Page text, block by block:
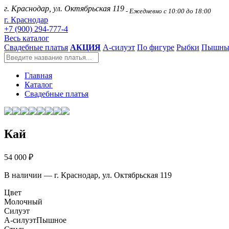
г. Краснодар, ул. Октябрьская 119 - Ежедневно с 10:00 до 18:00
г. Краснодар
+7 (900) 294-777-4
Весь каталог
Свадебные платья АКЦИЯ А-силуэт По фигуре Рыбки
Главная
Каталог
Свадебные платья
Кай
54 000 ₽
В наличии — г. Краснодар, ул. Октябрьская 119
Цвет
Молочный
Силуэт
А-силуэтПышное